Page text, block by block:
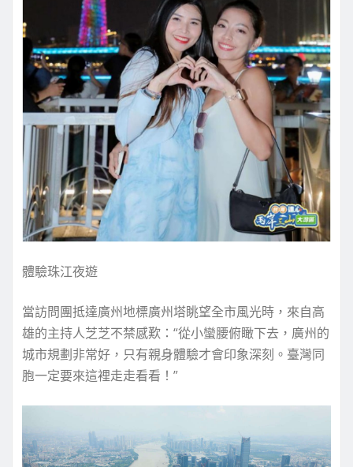
體驗珠江夜遊
當訪問團抵達廣州地標廣州塔眺望全市風光時，來自高
雄的主持人芝芝不禁感歎：“從小蠻腰俯瞰下去，廣州的
城市規劃非常好，只有親身體驗才會印象深刻。臺灣同
胞一定要來這裡走走看看！”